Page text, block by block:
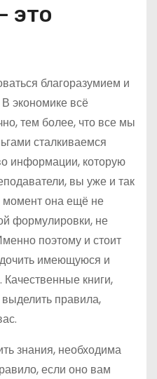
это
благоразумием и
экономике всё
тем более, что все мы
сталкиваемся
информации, которую
вы уже и так
момент она ещё не
формулировки, не
поэтому и стоит
имеющуюся и
книги,
правила,
знания, необходима
если оно вам